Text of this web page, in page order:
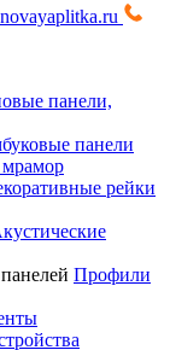
панели,
панели
рейки
Профили